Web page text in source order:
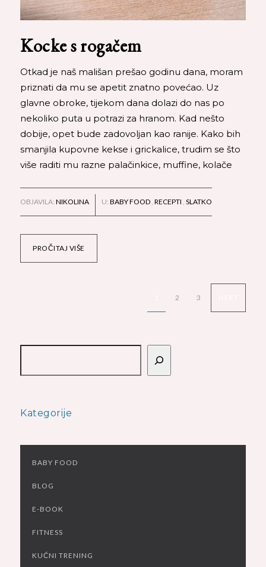
Kocke s rogačem
Otkad je naš mališan prešao godinu dana, moram
priznati da mu se apetit znatno povećao. Uz
glavne obroke, tijekom dana dolazi do nas po
nekoliko puta u potrazi za hranom. Kad nešto
dobije, opet bude zadovoljan kao ranije. Kako bih
smanjila kupovne kekse i grickalice, trudim se što
više raditi mu razne palačinkice, muffine, kolače
PROČITAJ VIŠE
OBJAVILA: NIKOLINA U: BABY FOOD RECEPTI SLATKO
2 3
Pretraga
Kategorije
BABY FOOD
BLOG
E-BOOK
FITNESS
KUĆNI TRENING